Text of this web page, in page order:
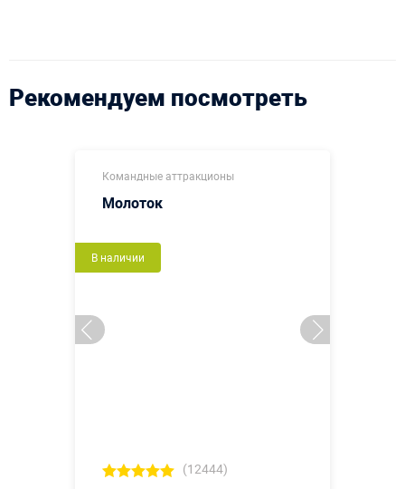
Рекомендуем посмотреть
Командные аттракционы
Молоток
В наличии
(12444)